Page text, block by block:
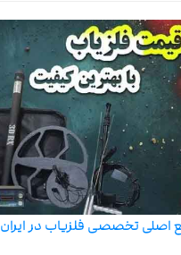
اصلی تخصصی فلزیاب در ایران